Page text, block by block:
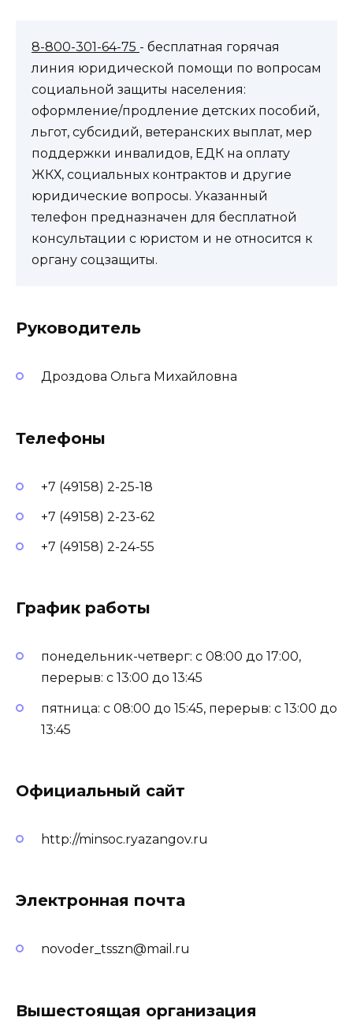
8-800-301-64-75 - бесплатная горячая
линия юридической помощи по вопросам
социальной защиты населения:
оформление/продление детских пособий,
льгот, субсидий, ветеранских выплат, мер
поддержки инвалидов, ЕДК на оплату
ЖКХ, социальных контрактов и другие
юридические вопросы. Указанный
телефон предназначен для бесплатной
консультации с юристом и не относится к
органу соцзащиты.
Руководитель
Дроздова Ольга Михайловна
Телефоны
+7 (49158) 2-25-18
+7 (49158) 2-23-62
+7 (49158) 2-24-55
График работы
понедельник-четверг: с 08:00 до 17:00,
перерыв: с 13:00 до 13:45
пятница: с 08:00 до 15:45, перерыв: с 13:00 до
13:45
Официальный сайт
http://minsoc.ryazangov.ru
Электронная почта
novoder_tsszn@mail.ru
Вышестоящая организация